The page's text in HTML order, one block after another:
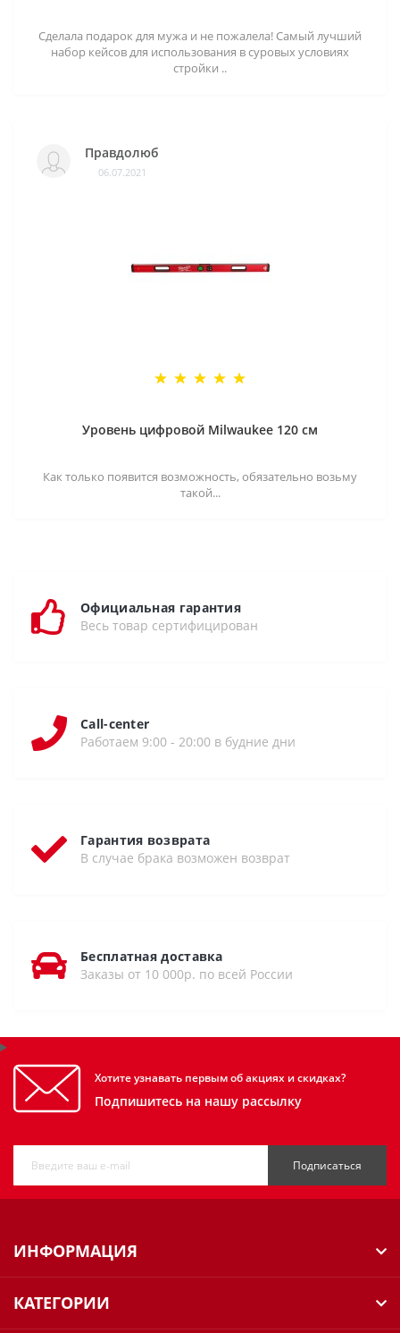
Сделала подарок для мужа и не пожалела! Самый лучший
набор кейсов для использования в суровых условиях
стройки ..
Правдолюб
06.07.2021
Уровень цифровой Milwaukee 120 см
Как только появится возможность, обязательно возьму
такой...
Официальная гарантия
Весь товар сертифицирован
Call-center
Работаем 9:00 - 20:00 в будние дни
Гарантия возврата
В случае брака возможен возврат
Бесплатная доставка
Заказы от 10 000р. по всей России
Хотите узнавать первым об акциях и скидках?
Подпишитесь на нашу рассылку
Подписаться
ИНФОРМАЦИЯ
КАТЕГОРИИ